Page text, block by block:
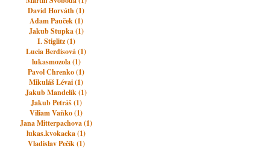
David Horváth (1)
Adam Pauček (1)
Jakub Stupka (1)
I. Stiglitz (1)
Lucia Berdisová (1)
lukasmozola (1)
Pavol Chrenko (1)
Mikuláš Lévai (1)
Jakub Mandelík (1)
Jakub Petráš (1)
Viliam Vaňko (1)
Jana Mitterpachova (1)
lukas.kvokacka (1)
Vladislav Pečík (1)